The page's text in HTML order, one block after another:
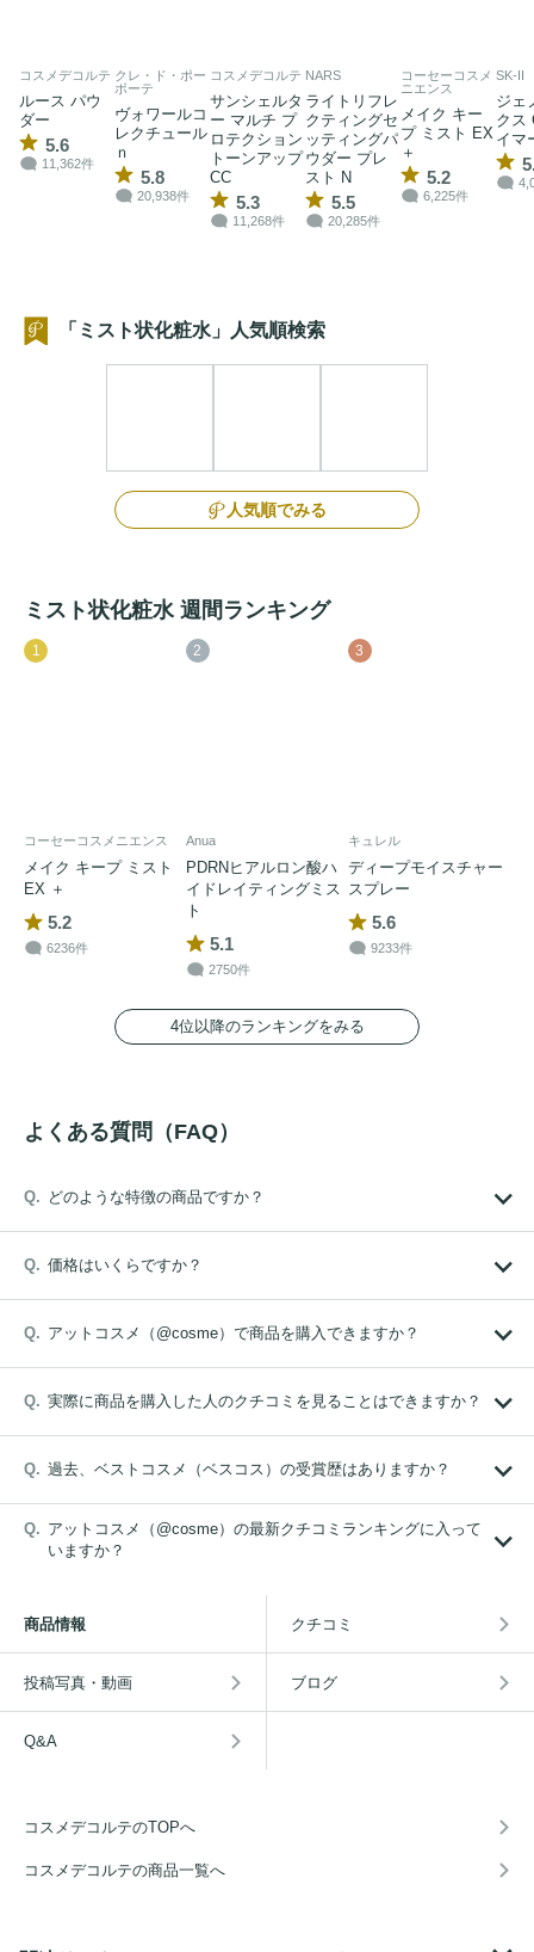
コスメデコルテ
ルース パウ
ダー
5.6
11,362件
クレ・ド・ポー
ボーテ
ヴォワールコ
レクチュール
ｎ
5.8
20,938件
コスメデコルテ
サンシェルタ
ー マルチ プ
ロテクション
トーンアップ
CC
5.3
11,268件
NARS
ライトリフレ
クティングセ
ッティングパ
ウダー プレ
スト N
5.5
20,285件
コーセーコスメ
ニエンス
メイク キー
プ ミスト EX
＋
5.2
6,225件
SK-II
ジェ
クス
イマ
「ミスト状化粧水」人気順検索
人気順でみる
ミスト状化粧水 週間ランキング
1
コーセーコスメニエンス
メイク キープ ミスト
EX ＋
5.2
6236件
2
Anua
PDRNヒアルロン酸ハ
イドレイティングミス
ト
5.1
2750件
3
キュレル
ディープモイスチャー
スプレー
5.6
9233件
4位以降のランキングをみる
よくある質問（FAQ）
どのような特徴の商品ですか？
価格はいくらですか？
アットコスメ（@cosme）で商品を購入できますか？
実際に商品を購入した人のクチコミを見ることはできますか？
過去、ベストコスメ（ベスコス）の受賞歴はありますか？
アットコスメ（@cosme）の最新クチコミランキングに入って
いますか？
商品情報 クチコミ
投稿写真・動画 ブログ
Q&A
コスメデコルテのTOPへ
コスメデコルテの商品一覧へ